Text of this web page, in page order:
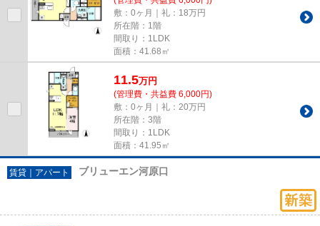
敷：0ヶ月｜礼：18万円
所在階：1階
間取り：1LDK
面積：41.68㎡
11.5万円
(管理費・共益費 6,000円)
敷：0ヶ月｜礼：20万円
所在階：3階
間取り：1LDK
面積：41.95㎡
賃貸｜アパート ブリューエン河原口